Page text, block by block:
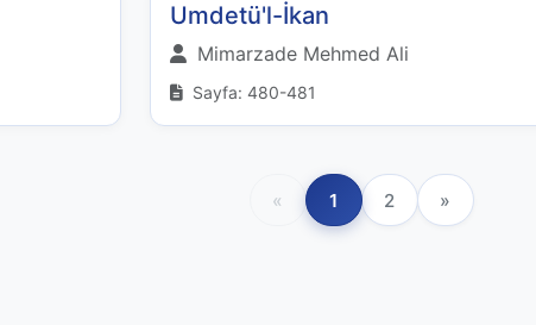
Umdetü'l-İkan
Mimarzade Mehmed Ali
Sayfa: 480-481
« 1 2 »